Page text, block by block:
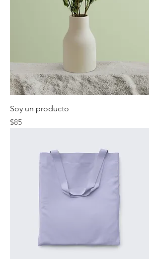
Soy un producto
Precio
$85